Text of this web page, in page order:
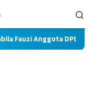
Anggota DPD RI